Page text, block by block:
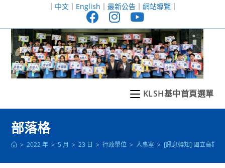
至
｜ 中文｜ English ｜ 最新公告｜ 網站導覽｜
KLSH基中首頁選單
部落格
> 2022 年 > 5 月 > 23 日 > 行政單位 > 人事室 > [訊息轉知] 國立高雄